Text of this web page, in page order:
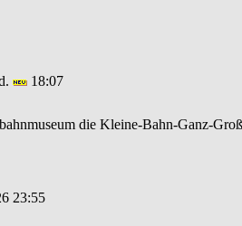
18:07
die Kleine-Bahn-Ganz-
23:55